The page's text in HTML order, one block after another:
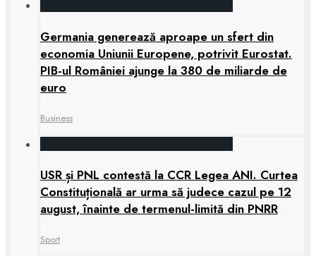
Germania generează aproape un sfert din
economia Uniunii Europene, potrivit Eurostat.
PIB-ul României ajunge la 380 de miliarde de
euro
Business
USR și PNL contestă la CCR Legea ANI. Curtea
Constituțională ar urma să judece cazul pe 12
august, înainte de termenul-limită din PNRR
Sport